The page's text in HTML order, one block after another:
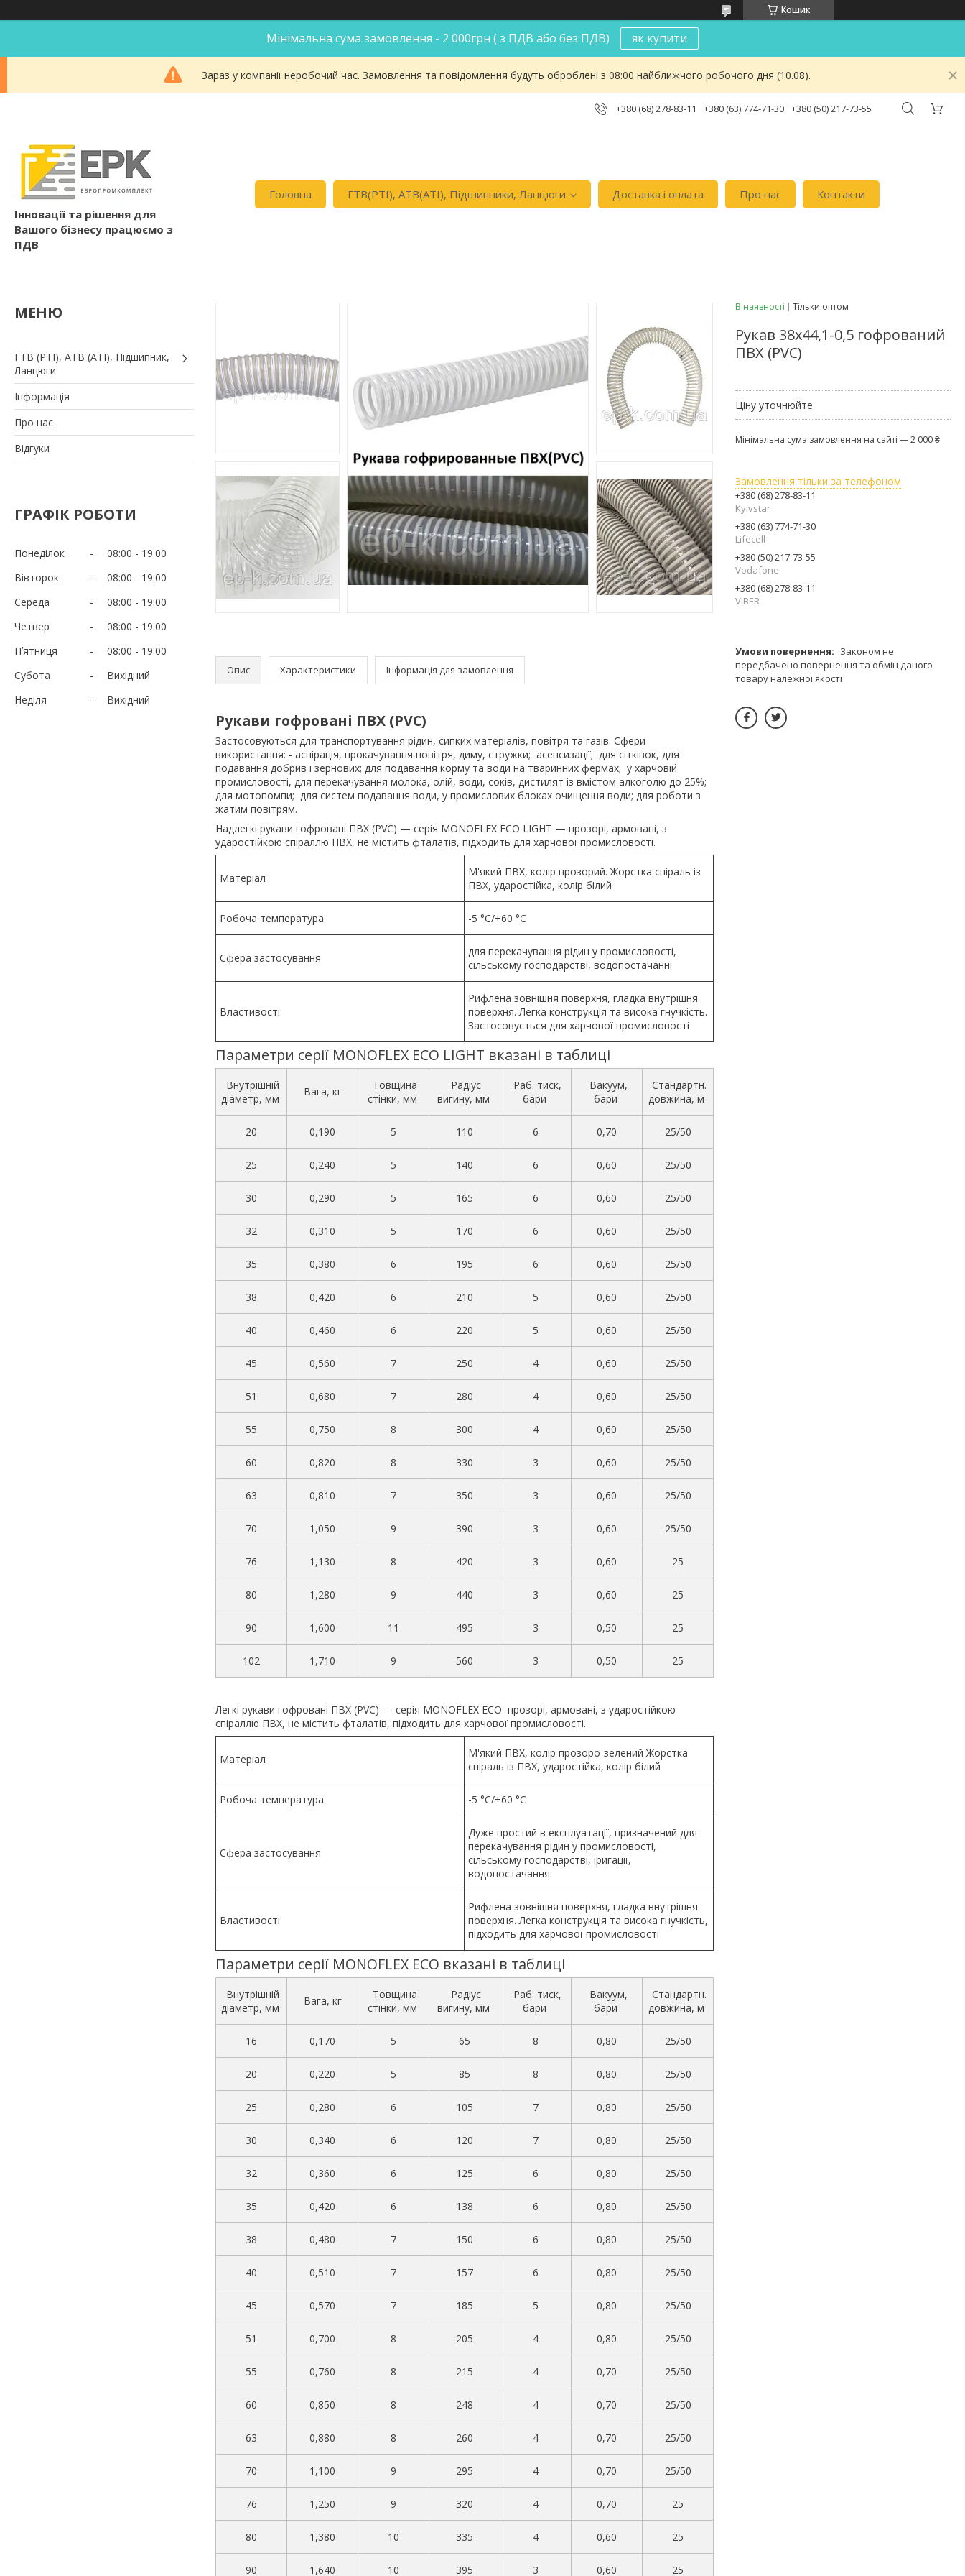
Кошик
Мінімальна сума замовлення - 2 000грн ( з ПДВ або без ПДВ) як купити
Зараз у компанії неробочий час. Замовлення та повідомлення будуть оброблені з 08:00 найближчого робочого дня (10.08).
+380 (68) 278-83-11 +380 (63) 774-71-30 +380 (50) 217-73-55
Інновації та рішення для
Вашого бізнесу працюємо з
ПДВ
Головна ГТВ(РТI), АТВ(АТI), Пiдшипники, Ланцюги Доставка i оплата Про нас Контакти
ГТВ (РТI), АТВ (АТI), Пiдшипник,
Ланцюги
Iнформація
Про нас
Вiдгуки
ГРАФІК РОБОТИ
Понеділок 08:00
19:00
Вівторок
08:00
19:00
Середа
08:00
19:00
Четвер
08:00
19:00
Пʼятниця
08:00
19:00
Субота
Вихідний
Неділя
Вихідний
Опис Характеристики Інформація для замовлення
Рукави гофровані ПВХ (PVC)
Застосовуються для транспортування рідин, сипких матеріалів, повітря та газів. Сфери
використання: - аспірація, прокачування повітря, диму, стружки; асенсизації; для сітківок, для
подавання добрив і зернових; для подавання корму та води на тваринних фермах; у харчовій
промисловості, для перекачування молока, олій, води, соків, дистилят із вмістом алкоголю до 25%;
для мотопомпи; для систем подавання води, у промислових блоках очищення води; для роботи з
жатим повітрям.
Надлегкі рукави гофровані ПВХ (PVC) — серія MONOFLEX ECO LIGHT — прозорі, армовані, з
ударостійкою спіраллю ПВХ, не містить фталатів, підходить для харчової промисловості.
Матеріал
М'який ПВХ, колір прозорий. Жорстка спіраль із
ПВХ, ударостійка, колір білий
Робоча температура -5 °C/+60 °C
Сфера застосування
для перекачування рідин у промисловості,
сільському господарстві, водопостачанні
Властивості
Рифлена зовнішня поверхня, гладка внутрішня
поверхня. Легка конструкція та висока гнучкість.
Застосовується для харчової промисловості
Параметри серії MONOFLEX ECO LIGHT вказані в таблиці
Внутрішній
діаметр, мм
Вага, кг
Товщина
стінки, мм
Радіус
вигину, мм
Раб. тиск,
бари
Вакуум,
бари
Стандартн.
довжина, м
20 0,190 5 110 6 0,70 25/50
25 0,240 5 140 6 0,60 25/50
30 0,290 5 165 6 0,60 25/50
32 0,310 5 170 6 0,60 25/50
35 0,380 6 195 6 0,60 25/50
38 0,420 6 210 5 0,60 25/50
40 0,460 6 220 5 0,60 25/50
45 0,560 7 250 4 0,60 25/50
51 0,680 7 280 4 0,60 25/50
55 0,750 8 300 4 0,60 25/50
60 0,820 8 330 3 0,60 25/50
63 0,810 7 350 3 0,60 25/50
70 1,050 9 390 3 0,60 25/50
76 1,130 8 420 3 0,60 25
80 1,280 9 440 3 0,60 25
90 1,600 11 495 3 0,50 25
102 1,710 9 560 3 0,50 25
Легкі рукави гофровані ПВХ (PVC) — серія MONOFLEX ECO прозорі, армовані, з ударостійкою
спіраллю ПВХ, не містить фталатів, підходить для харчової промисловості.
Матеріал
М'який ПВХ, колір прозоро-зелений Жорстка
спіраль із ПВХ, ударостійка, колір білий
Робоча температура -5 °C/+60 °C
Сфера застосування
Дуже простий в експлуатації, призначений для
перекачування рідин у промисловості,
сільському господарстві, іригації,
водопостачання.
Властивості
Рифлена зовнішня поверхня, гладка внутрішня
поверхня. Легка конструкція та висока гнучкість,
підходить для харчової промисловості
Параметри серії MONOFLEX ECO вказані в таблиці
Внутрішній
діаметр, мм
Вага, кг
Товщина
стінки, мм
Радіус
вигину, мм
Раб. тиск,
бари
Вакуум,
бари
Стандартн.
довжина, м
16 0,170 5 65 8 0,80 25/50
20 0,220 5 85 8 0,80 25/50
25 0,280 6 105 7 0,80 25/50
30 0,340 6 120 7 0,80 25/50
32 0,360 6 125 6 0,80 25/50
35 0,420 6 138 6 0,80 25/50
38 0,480 7 150 6 0,80 25/50
40 0,510 7 157 6 0,80 25/50
45 0,570 7 185 5 0,80 25/50
51 0,700 8 205 4 0,80 25/50
55 0,760 8 215 4 0,70 25/50
60 0,850 8 248 4 0,70 25/50
63 0,880 8 260 4 0,70 25/50
70 1,100 9 295 4 0,70 25/50
76 1,250 9 320 4 0,70 25
80 1,380 10 335 4 0,60 25
90 1,640 10 395 3 0,60 25
В наявності Тільки оптом
Рукав 38х44,1-0,5 гофрований
ПВХ (PVC)
Ціну уточнюйте
Мінімальна сума замовлення на сайті — 2 000 ₴
Замовлення тільки за телефоном
+380 (68) 278-83-11
Kyivstar
+380 (63) 774-71-30
Lifecell
+380 (50) 217-73-55
Vodafone
+380 (68) 278-83-11
VIBER
Законом не
передбачено повернення та обмін даного
товару належної якості